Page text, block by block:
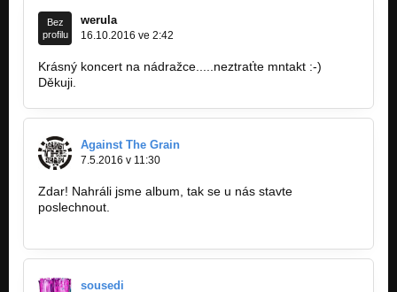
Bez
profilu
werula
16.10.2016 ve 2:42
Krásný koncert na nádražce.....neztraťte mntakt :-)
Děkuji.
Against The Grain
7.5.2016 v 11:30
Zdar! Nahráli jsme album, tak se u nás stavte
poslechnout.
sousedi